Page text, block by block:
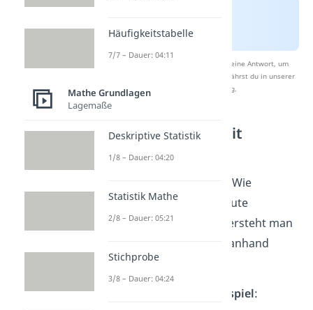
Nach Beantwortung speichern wir deine Antwort, um
Studyflix zu verbessern. Mehr dazu erfährst du in unserer
Datenschutzerklärung
Absolute Häufigkeit
berechnen
Nun stellt sich die Frage: Wie
berechnet man die absolute
Häufigkeit? Am besten versteht man
anhand
eines Beispiels.
Absolute Häufigkeit Beispiel:
Häufigkeitstabelle
7/7 – Dauer: 04:11
Mathe Grundlagen
Lagemaße
Deskriptive Statistik
1/8 – Dauer: 04:20
Statistik Mathe
2/8 – Dauer: 05:21
Stichprobe
3/8 – Dauer: 04:24